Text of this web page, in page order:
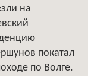
на
покатал
по Волге.